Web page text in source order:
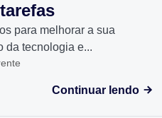
para melhorar a sua
da tecnologia e...
Continuar lendo